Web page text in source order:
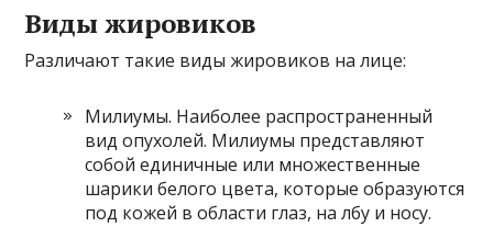
Виды жировиков
Различают такие виды жировиков на лице:
Милиумы. Наиболее распространенный
вид опухолей. Милиумы представляют
собой единичные или множественные
шарики белого цвета, которые образуются
под кожей в области глаз, на лбу и носу.